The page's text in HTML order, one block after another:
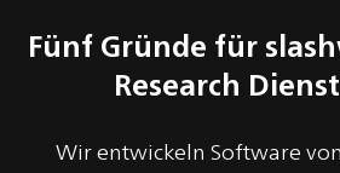
Fünf Gründe für
Research
Wir entwickeln Software